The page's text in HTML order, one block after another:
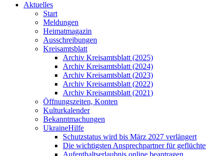
Aktuelles
Start
Meldungen
Heimatmagazin
Ausschreibungen
Kreisamtsblatt
Archiv Kreisamtsblatt (2025)
Archiv Kreisamtsblatt (2024)
Archiv Kreisamtsblatt (2023)
Archiv Kreisamtsblatt (2022)
Archiv Kreisamtsblatt (2021)
Öffnungszeiten, Konten
Kulturkalender
Bekanntmachungen
UkraineHilfe
Schutzstatus wird bis März 2027 verlängert
Die wichtigsten Ansprechpartner für
Aufenthaltserlaubnis online beantragen